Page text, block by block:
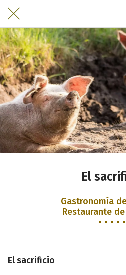
El
Gastronomía
Restaurante
• • • • •
El sacrificio